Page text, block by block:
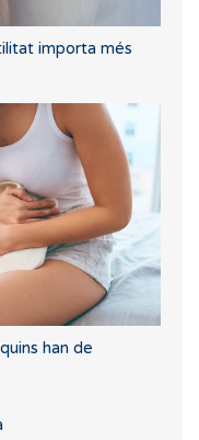
importa més
han de